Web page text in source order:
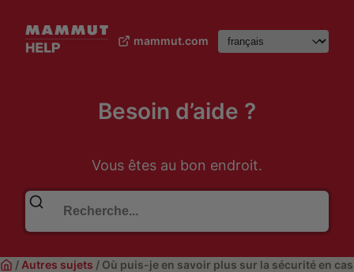
mammut.com
Besoin d’aide ?
Vous êtes au bon endroit.
/ Autres sujets / Où puis-je en savoir plus sur la sécurité en cas